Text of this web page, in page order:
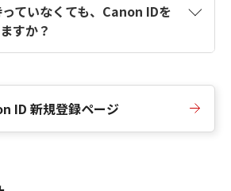
ていなくても、Canon IDを
すか？
ID 新規登録ページ